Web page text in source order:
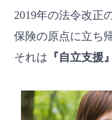
2019年の法令改正
保険の原点に立ち
それは 『自立支援』